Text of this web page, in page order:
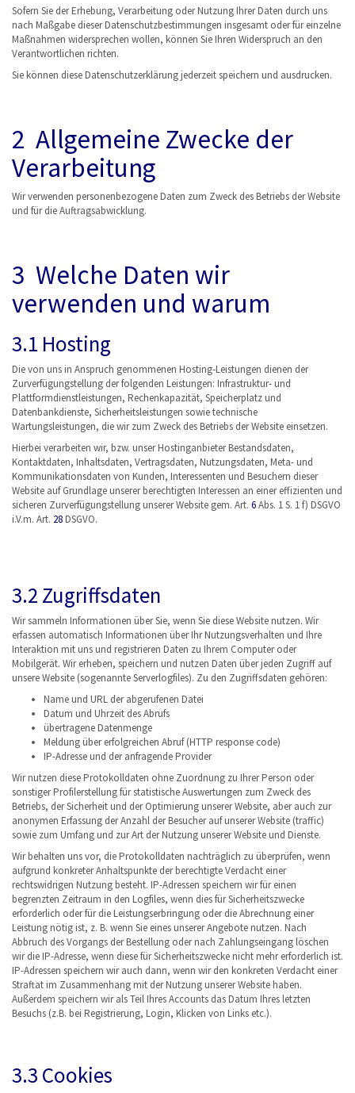
Sofern Sie der Erhebung, Verarbeitung oder Nutzung Ihrer Daten durch uns
nach Maßgabe dieser Datenschutzbestimmungen insgesamt oder für einzelne
Maßnahmen widersprechen wollen, können Sie Ihren Widerspruch an den
Verantwortlichen richten.
Sie können diese Datenschutzerklärung jederzeit speichern und ausdrucken.
2 Allgemeine Zwecke der
Verarbeitung
Wir verwenden personenbezogene Daten zum Zweck des Betriebs der Website
und für die Auftragsabwicklung.
3 Welche Daten wir
verwenden und warum
3.1 Hosting
Die von uns in Anspruch genommenen Hosting-Leistungen dienen der
Zurverfügungstellung der folgenden Leistungen: Infrastruktur- und
Plattformdienstleistungen, Rechenkapazität, Speicherplatz und
Datenbankdienste, Sicherheitsleistungen sowie technische
Wartungsleistungen, die wir zum Zweck des Betriebs der Website einsetzen.
Hierbei verarbeiten wir, bzw. unser Hostinganbieter Bestandsdaten,
Kontaktdaten, Inhaltsdaten, Vertragsdaten, Nutzungsdaten, Meta- und
Kommunikationsdaten von Kunden, Interessenten und Besuchern dieser
Website auf Grundlage unserer berechtigten Interessen an einer effizienten und
sicheren Zurverfügungstellung unserer Website gem. Art. 6Abs. 1 S. 1 f) DSGVO
i.V.m. Art. 28DSGVO.
3.2 Zugriffsdaten
Wir sammeln Informationen über Sie, wenn Sie diese Website nutzen. Wir
erfassen automatisch Informationen über Ihr Nutzungsverhalten und Ihre
Interaktion mit uns und registrieren Daten zu Ihrem Computer oder
Mobilgerät. Wir erheben, speichern und nutzen Daten über jeden Zugriff auf
unsere Website (sogenannte Serverlogfiles). Zu den Zugriffsdaten gehören:
Name und URL der abgerufenen Datei
Datum und Uhrzeit des Abrufs
übertragene Datenmenge
Meldung über erfolgreichen Abruf (HTTP response code)
IP-Adresse und der anfragende Provider
Wir nutzen diese Protokolldaten ohne Zuordnung zu Ihrer Person oder
sonstiger Profilerstellung für statistische Auswertungen zum Zweck des
Betriebs, der Sicherheit und der Optimierung unserer Website, aber auch zur
anonymen Erfassung der Anzahl der Besucher auf unserer Website (traffic)
sowie zum Umfang und zur Art der Nutzung unserer Website und Dienste.
Wir behalten uns vor, die Protokolldaten nachträglich zu überprüfen, wenn
aufgrund konkreter Anhaltspunkte der berechtigte Verdacht einer
rechtswidrigen Nutzung besteht. IP-Adressen speichern wir für einen
begrenzten Zeitraum in den Logfiles, wenn dies für Sicherheitszwecke
erforderlich oder für die Leistungserbringung oder die Abrechnung einer
Leistung nötig ist, z. B. wenn Sie eines unserer Angebote nutzen. Nach
Abbruch des Vorgangs der Bestellung oder nach Zahlungseingang löschen
wir die IP-Adresse, wenn diese für Sicherheitszwecke nicht mehr erforderlich ist.
IP-Adressen speichern wir auch dann, wenn wir den konkreten Verdacht einer
Straftat im Zusammenhang mit der Nutzung unserer Website haben.
Außerdem speichern wir als Teil Ihres Accounts das Datum Ihres letzten
Besuchs (z.B. bei Registrierung, Login, Klicken von Links etc.).
3.3 Cookies